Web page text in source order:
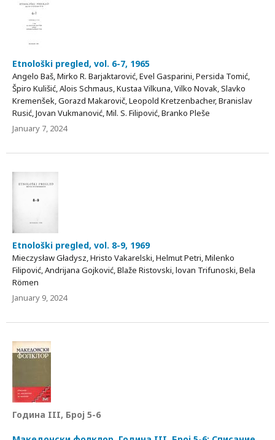
Etnološki pregled, vol. 6-7, 1965
Angelo Baš, Mirko R. Barjaktarović, Evel Gasparini, Persida Tomić,
Špiro Kulišić, Alois Schmaus, Kustaa Vilkuna, Vilko Novak, Slavko
Kremenšek, Gorazd Makarovič, Leopold Kretzenbacher, Branislav
Rusić, Jovan Vukmanović, Mil. S. Filipović, Branko Pleše
January 7, 2024
Etnološki pregled, vol. 8-9, 1969
Mieczysław Gładysz, Hristo Vakarelski, Helmut Petri, Milenko
Filipović, Andrijana Gojković, Blaže Ristovski, lovan Trifunoski, Bela
Römen
January 9, 2024
Година III, Број 5-6